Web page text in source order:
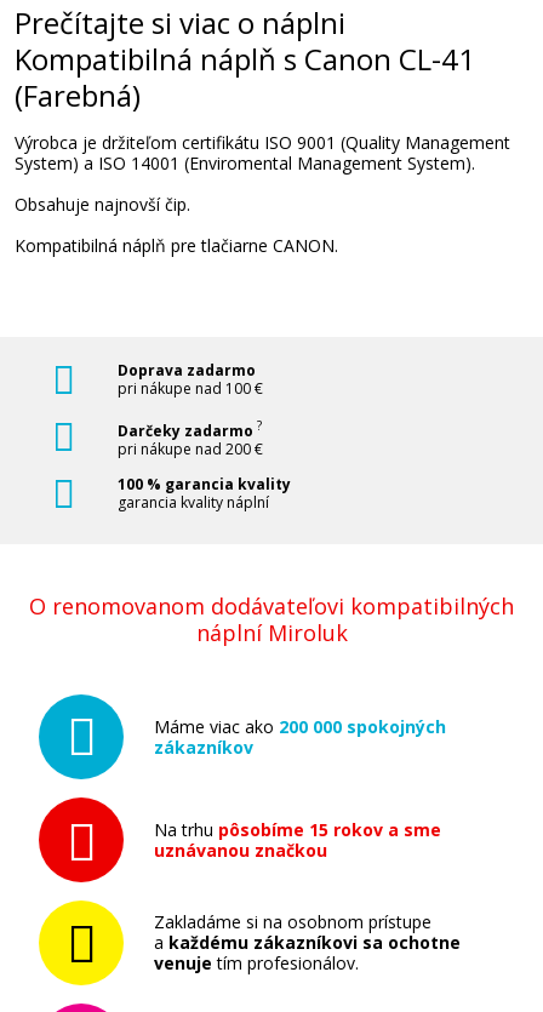
25,90 €
Prečítajte si viac o náplni
Kompatibilná náplň s Canon CL-41
(Farebná)
Výrobca je držiteľom certifikátu ISO 9001 (Quality Management
System) a ISO 14001 (Enviromental Management System).
Obsahuje najnovší čip.
Kompatibilná náplň pre tlačiarne CANON.
Doprava zadarmo
pri nákupe nad 100 €
Darčeky zadarmo ?
pri nákupe nad 200 €
100 % garancia kvality
garancia kvality náplní
O renomovanom dodávateľovi kompatibilných
náplní Miroluk
Máme viac ako 200 000 spokojných
zákazníkov
Na trhu pôsobíme 15 rokov a sme
uznávanou značkou
Zakladáme si na osobnom prístupe
a každému zákazníkovi sa ochotne
venuje tím profesionálov.